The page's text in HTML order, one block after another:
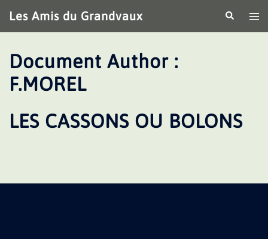
au
contenu
Les Amis du Grandvaux
le
Document Author :
F.MOREL
LES CASSONS OU BOLONS